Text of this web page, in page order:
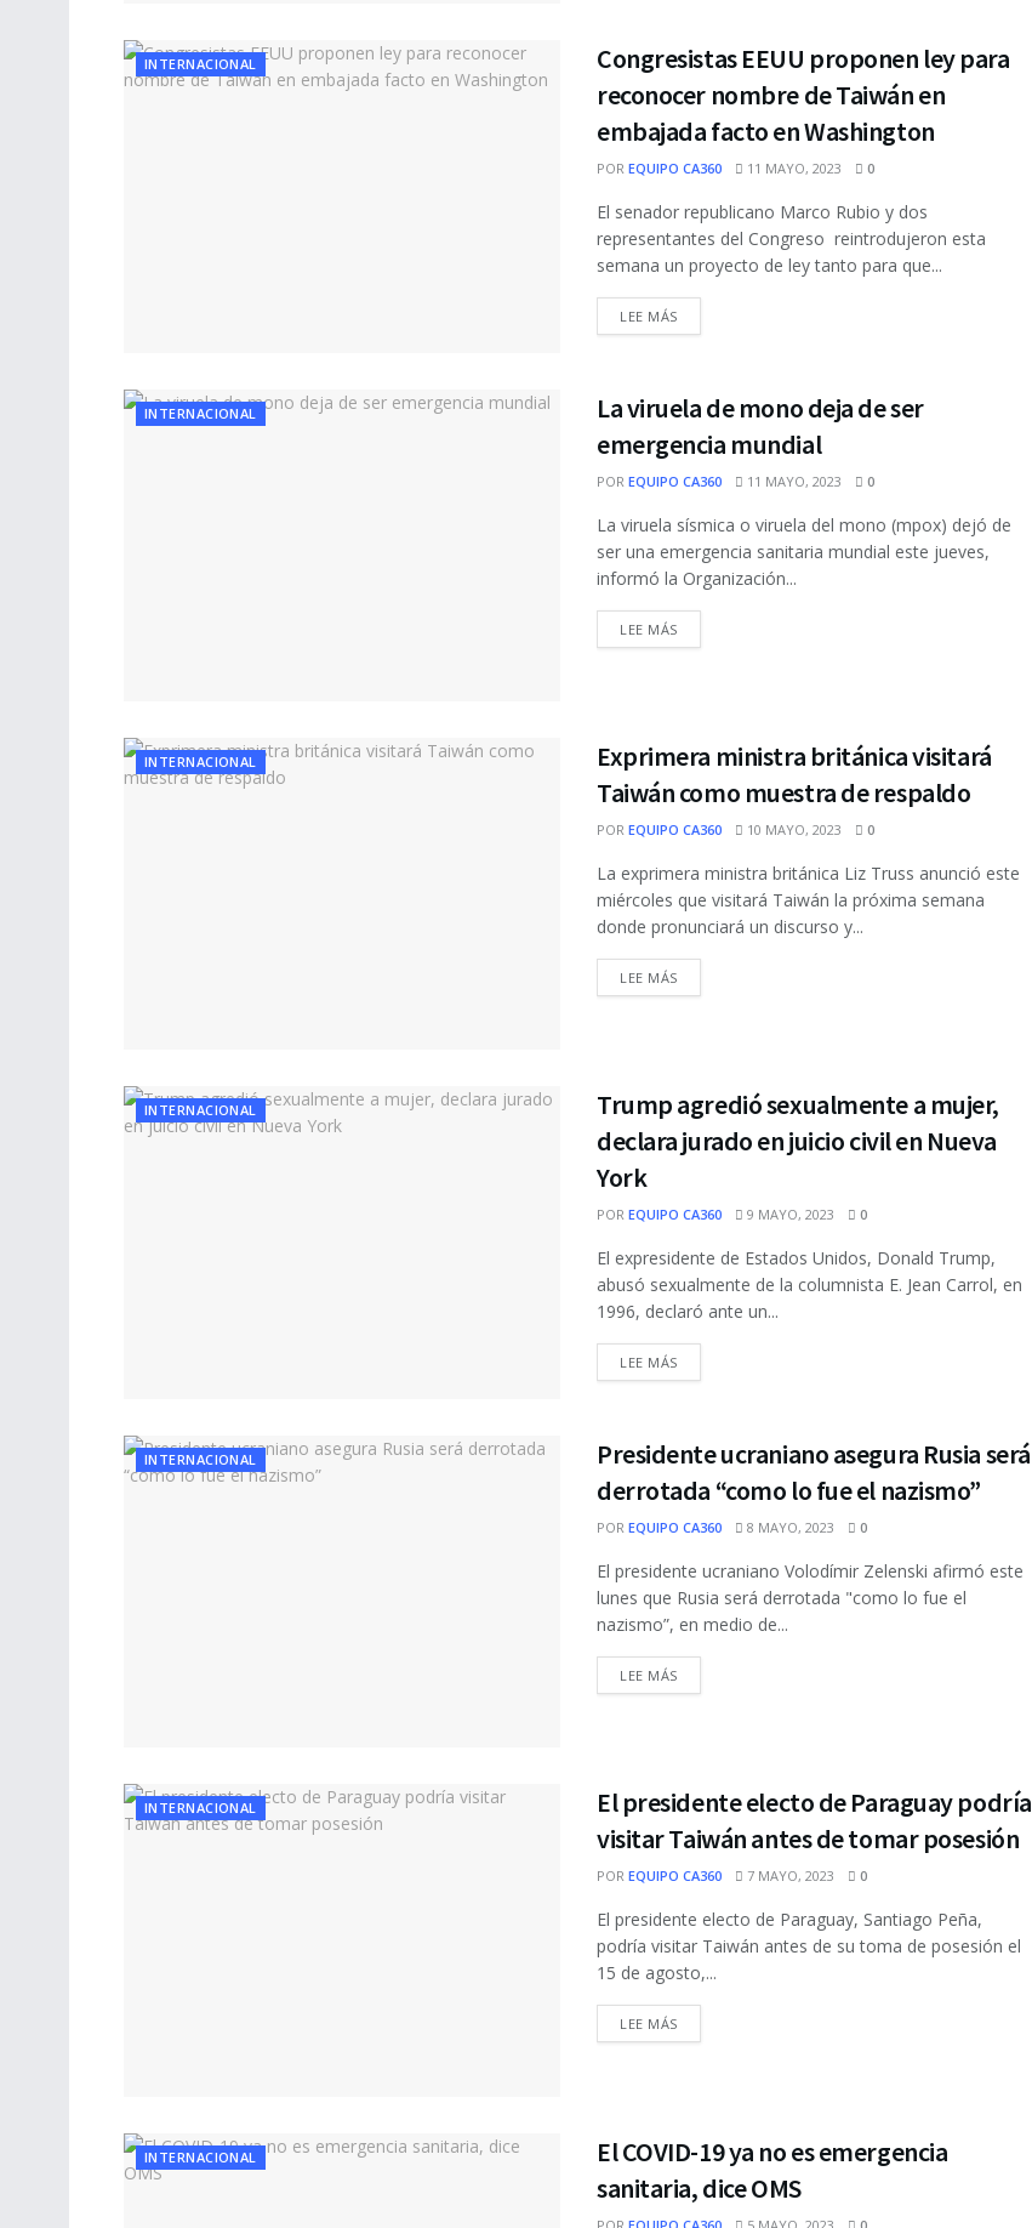
INTERNACIONAL
Congresistas EEUU proponen ley para
reconocer nombre de Taiwán en
embajada facto en Washington
POR EQUIPO CA360 11 MAYO, 2023 0
El senador republicano Marco Rubio y dos
representantes del Congreso reintrodujeron esta
semana un proyecto de ley tanto para que...
LEE MÁSDETAILS
INTERNACIONAL
La viruela de mono deja de ser
emergencia mundial
POR EQUIPO CA360 11 MAYO, 2023 0
La viruela sísmica o viruela del mono (mpox) dejó de
ser una emergencia sanitaria mundial este jueves,
informó la Organización...
LEE MÁSDETAILS
INTERNACIONAL
Exprimera ministra británica visitará
Taiwán como muestra de respaldo
POR EQUIPO CA360 10 MAYO, 2023 0
La exprimera ministra británica Liz Truss anunció este
miércoles que visitará Taiwán la próxima semana
donde pronunciará un discurso y...
LEE MÁSDETAILS
INTERNACIONAL
Trump agredió sexualmente a mujer,
declara jurado en juicio civil en Nueva
York
POR EQUIPO CA360 9 MAYO, 2023 0
El expresidente de Estados Unidos, Donald Trump,
abusó sexualmente de la columnista E. Jean Carrol, en
1996, declaró ante un...
LEE MÁSDETAILS
INTERNACIONAL
Presidente ucraniano asegura Rusia será
derrotada “como lo fue el nazismo”
POR EQUIPO CA360 8 MAYO, 2023 0
El presidente ucraniano Volodímir Zelenski afirmó este
lunes que Rusia será derrotada "como lo fue el
nazismo”, en medio de...
LEE MÁSDETAILS
INTERNACIONAL
El presidente electo de Paraguay podría
visitar Taiwán antes de tomar posesión
POR EQUIPO CA360 7 MAYO, 2023 0
El presidente electo de Paraguay, Santiago Peña,
podría visitar Taiwán antes de su toma de posesión el
15 de agosto,...
LEE MÁSDETAILS
INTERNACIONAL
El COVID-19 ya no es emergencia
sanitaria, dice OMS